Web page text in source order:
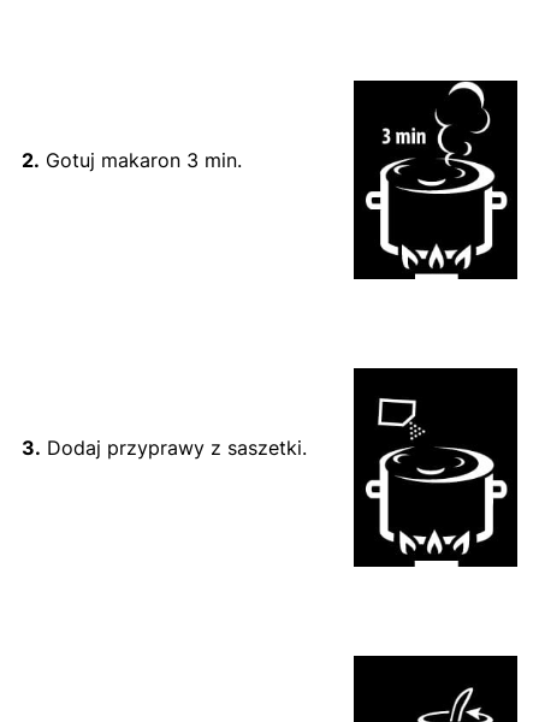
2. Gotuj makaron 3 min.
3. Dodaj przyprawy z saszetki.